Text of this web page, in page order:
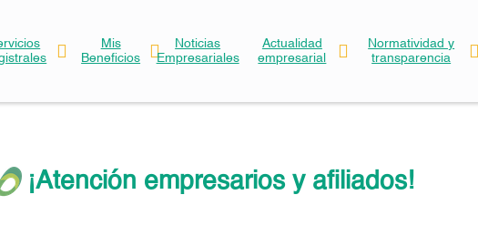
Mis
Beneficios
Noticias
Empresariales
Actualidad
empresarial
Normatividad y
transparencia
¡Atención empresarios y afiliados!